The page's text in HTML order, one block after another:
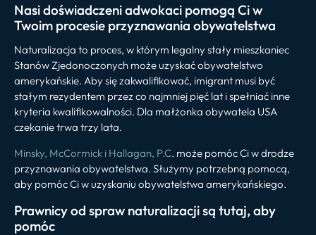
Nasi doświadczeni adwokaci pomogą Ci w
Twoim procesie przyznawania obywatelstwa
Naturalizacja to proces, w którym legalny stały mieszkaniec
Stanów Zjedonoczonych może uzyskać obywatelstwo
amerykańskie. Aby się zakwalifikować, imigrant musi być
stałym rezydentem przez co najmniej pięć lat i spełniać inne
kryteria kwalifikowalności. Dla małżonka obywatela USA
czekanie trwa trzy lata.
Minsky, McCormick i Hallagan, P.C. może pomóc Ci w drodze
przyznawania obywatelstwa. Służymy potrzebną pomocą,
aby pomóc Ci w uzyskaniu obywatelstwa amerykańskiego.
Prawnicy od spraw naturalizacji są tutaj, aby
pomóc